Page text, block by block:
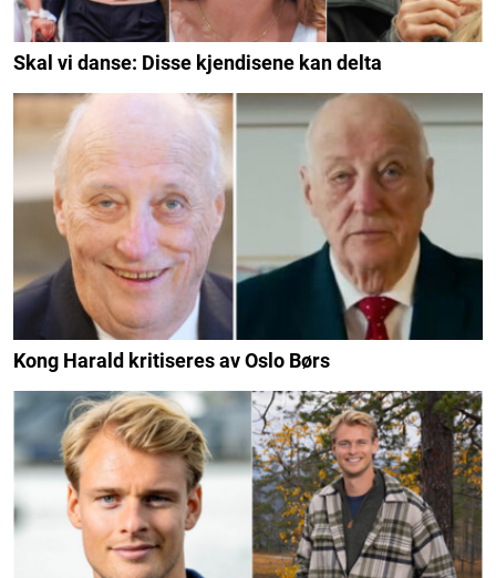
Skal vi danse: Disse kjendisene kan delta
Kong Harald kritiseres av Oslo Børs